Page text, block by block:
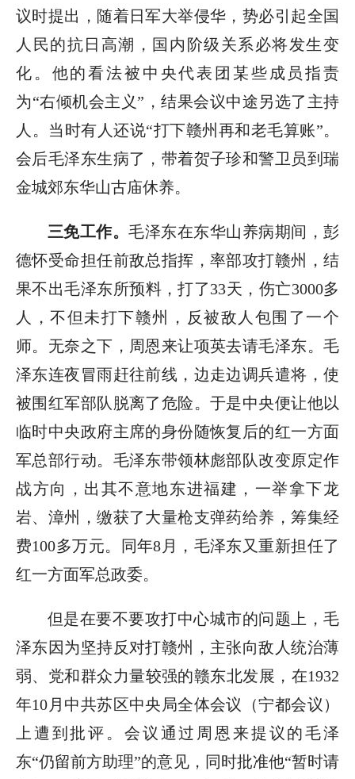
议时提出，随着日军大举侵华，势必引起全国
人民的抗日高潮，国内阶级关系必将发生变
化。他的看法被中央代表团某些成员指责
为“右倾机会主义”，结果会议中途另选了主持
人。当时有人还说“打下赣州再和老毛算账”。
会后毛泽东生病了，带着贺子珍和警卫员到瑞
金城郊东华山古庙休养。
三免工作。毛泽东在东华山养病期间，彭
德怀受命担任前敌总指挥，率部攻打赣州，结
果不出毛泽东所预料，打了33天，伤亡3000多
人，不但未打下赣州，反被敌人包围了一个
师。无奈之下，周恩来让项英去请毛泽东。毛
泽东连夜冒雨赶往前线，边走边调兵遣将，使
被围红军部队脱离了危险。于是中央便让他以
临时中央政府主席的身份随恢复后的红一方面
军总部行动。毛泽东带领林彪部队改变原定作
战方向，出其不意地东进福建，一举拿下龙
岩、漳州，缴获了大量枪支弹药给养，筹集经
费100多万元。同年8月，毛泽东又重新担任了
红一方面军总政委。
但是在要不要攻打中心城市的问题上，毛
泽东因为坚持反对打赣州，主张向敌人统治薄
弱、党和群众力量较强的赣东北发展，在1932
年10月中共苏区中央局全体会议（宁都会议）
上遭到批评。会议通过周恩来提议的毛泽
东“仍留前方助理”的意见，同时批准他“暂时请